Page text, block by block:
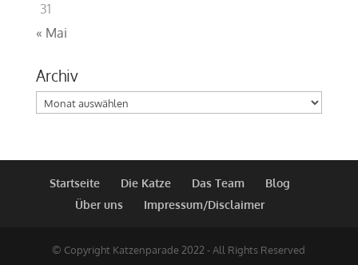
31
« Mai
Archiv
Archiv
Startseite Die Katze Das Team
Blog
Über uns
Impressum/Disclaimer
© Copyright Katzenparade 2022 - All Rights Reserved